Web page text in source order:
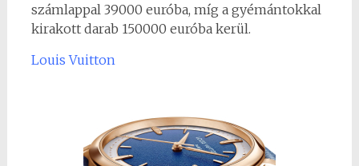
számlappal 39000 euróba, míg a gyémántokkal
kirakott darab 150000 euróba kerül.
Louis Vuitton